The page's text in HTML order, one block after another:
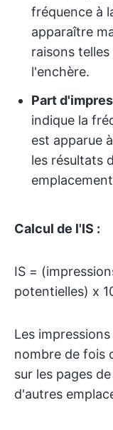
fréquence à
apparaître
raisons
l'enchère.
Part
indique la
est apparue
les résultats
Calcul de l'IS :
IS =
potentielles) x
Les
nombre de fois
sur les pages
d'autres